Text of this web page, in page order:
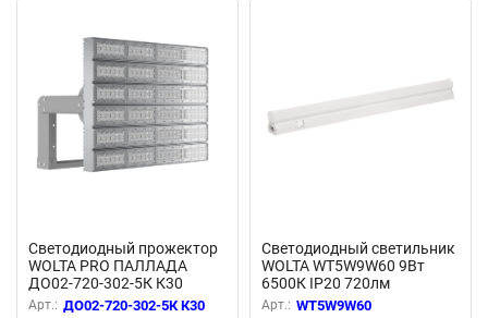
Светодиодный прожектор
WOLTA PRO ПАЛЛАДА
ДО02-720-302-5К К30
Прозрачный
Арт.: ДО02-720-302-5К К30
Светодиодный светильник
WOLTA WT5W9W60 9Вт
6500К IP20 720лм
соединяемый в линию
Арт.: WT5W9W60